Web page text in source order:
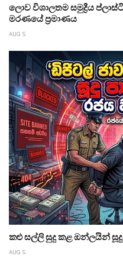
ලොව විශාලතම සමුද්‍රීය
මරණයේ ප්‍රමාණය
AUG 5
කළු සල්ලි සුදු කළ ඔන්ලයින්
AUG 5